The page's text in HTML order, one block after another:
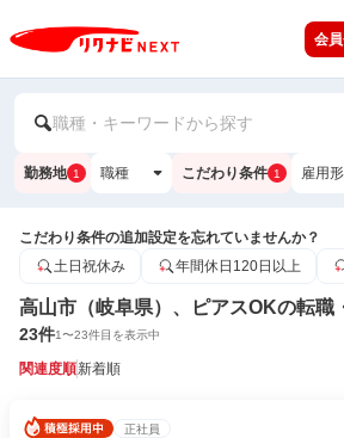
会
職種・キーワードから探す
勤務地 1 職種 こだわり条件 1 雇用
こだわり条件の追加設定を忘れていませんか？
土日祝休み
年間休日120日以上
高山市（岐阜県）、ピアスOKの転職
23件1〜23件目を表示中
関連度順新着順
正社員